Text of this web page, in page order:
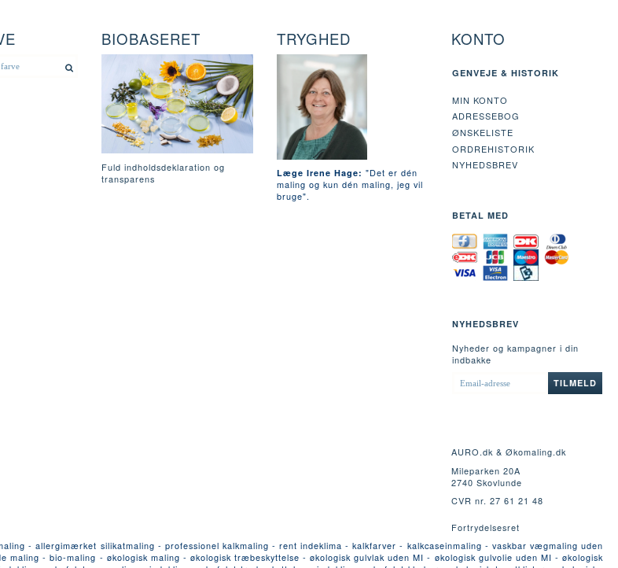
BIOBASERET
Fuld indholdsdeklaration og
transparens
TRYGHED
Læge Irene Hage: "Det er dén
maling og kun dén maling, jeg vil
bruge".
KONTO
GENVEJE & HISTORIK
MIN KONTO
ADRESSEBOG
ØNSKELISTE
ORDREHISTORIK
NYHEDSBREV
BETAL MED
NYHEDSBREV
Nyheder og kampagner i din
indbakke
EMAIL-
ADRESSE
TILMELD
AURO.dk & Økomaling.dk
Mileparken 20A
2740 Skovlunde
CVR nr. 27 61 21 48
Fortrydelsesret
- allergimærket silikatmaling - professionel kalkmaling - rent indeklima - kalkfarver - kalkcaseinmaling - vaskbar vægmaling uden
- bio-maling - økologisk maling - økologisk træbeskyttelse - økologisk gulvlak uden MI - økologisk gulvolie uden MI - økologisk